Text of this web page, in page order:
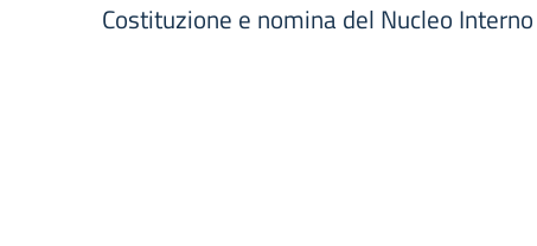
Costituzione e nomina del Nucleo